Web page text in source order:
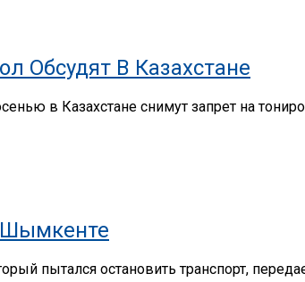
Обсудят В Казахстане
в Казахстане снимут запрет на
Шымкенте
пытался остановить транспорт,